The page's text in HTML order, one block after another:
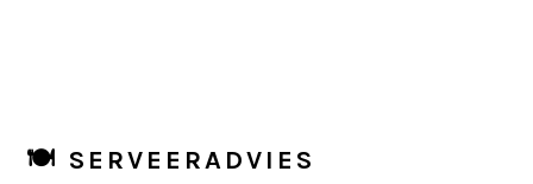
🍽 SERVEERADVIES